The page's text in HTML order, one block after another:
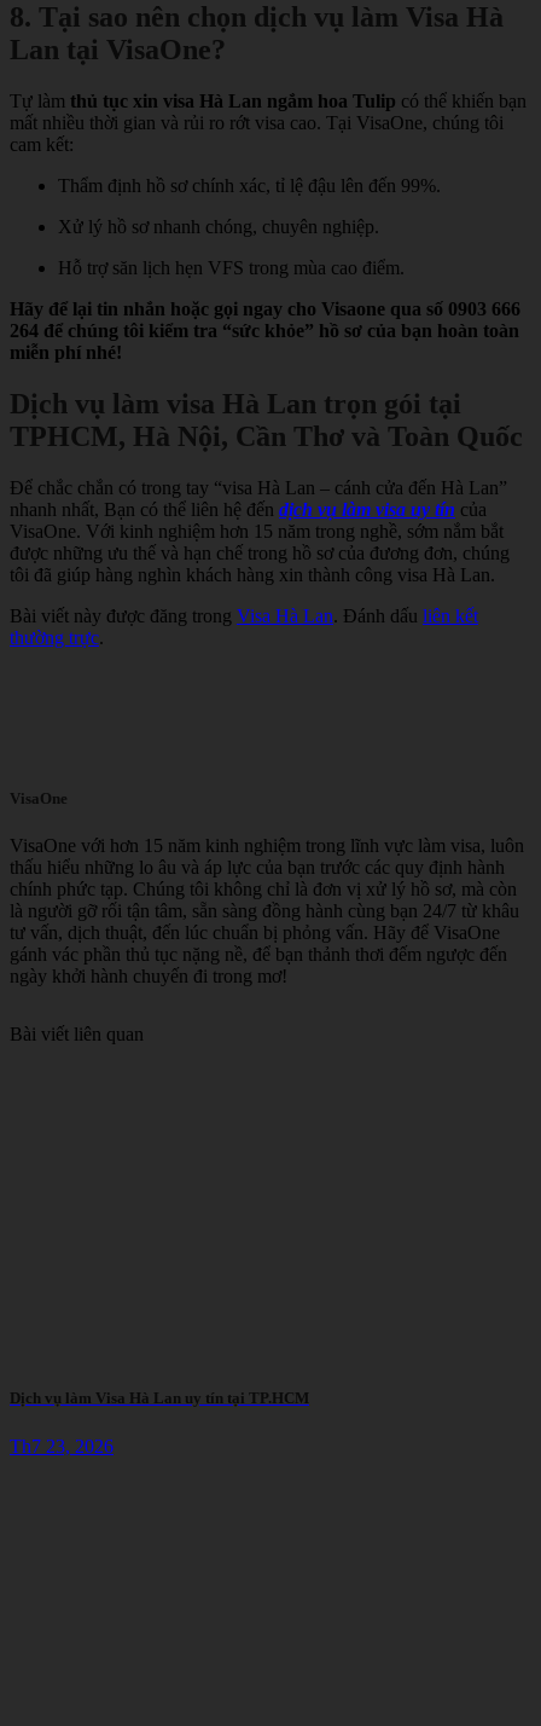
8. Tại sao nên chọn dịch vụ làm Visa Hà
Lan tại VisaOne?
Tự làm thủ tục xin visa Hà Lan ngắm hoa Tulip có thể khiến bạn
mất nhiều thời gian và rủi ro rớt visa cao. Tại VisaOne, chúng tôi
cam kết:
Thẩm định hồ sơ chính xác, tỉ lệ đậu lên đến 99%.
Xử lý hồ sơ nhanh chóng, chuyên nghiệp.
Hỗ trợ săn lịch hẹn VFS trong mùa cao điểm.
Hãy để lại tin nhắn hoặc gọi ngay cho Visaone qua số 0903 666
264 để chúng tôi kiểm tra “sức khỏe” hồ sơ của bạn hoàn toàn
miễn phí nhé!
Dịch vụ làm visa Hà Lan trọn gói tại
TPHCM, Hà Nội, Cần Thơ và Toàn Quốc
Để chắc chắn có trong tay “visa Hà Lan – cánh cửa đến Hà Lan”
nhanh nhất, Bạn có thể liên hệ đến dịch vụ làm visa uy tín của
VisaOne. Với kinh nghiệm hơn 15 năm trong nghề, sớm nắm bắt
được những ưu thế và hạn chế trong hồ sơ của đương đơn, chúng
tôi đã giúp hàng nghìn khách hàng xin thành công visa Hà Lan.
Bài viết này được đăng trong Visa Hà Lan. Đánh dấu liên kết
thường trực.
VisaOne
VisaOne với hơn 15 năm kinh nghiệm trong lĩnh vực làm visa, luôn
thấu hiểu những lo âu và áp lực của bạn trước các quy định hành
chính phức tạp. Chúng tôi không chỉ là đơn vị xử lý hồ sơ, mà còn
là người gỡ rối tận tâm, sẵn sàng đồng hành cùng bạn 24/7 từ khâu
tư vấn, dịch thuật, đến lúc chuẩn bị phỏng vấn. Hãy để VisaOne
gánh vác phần thủ tục nặng nề, để bạn thảnh thơi đếm ngược đến
ngày khởi hành chuyến đi trong mơ!
Bài viết liên quan
Dịch vụ làm Visa Hà Lan uy tín tại TP.HCM
Th7 23, 2026